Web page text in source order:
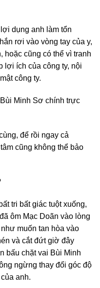
dụng anh làm tổn
rơi vào vòng tay của y,
hoặc cũng có thể vì tranh
lợi ích của công ty, nội
công ty.
Minh Sơ chính trực
để rồi ngay cả
cũng không thể bảo
tri bất giác tuột xuống,
ôm Mạc Doãn vào lòng
muốn tan hòa vào
và cắt đứt giờ đây
bấu chặt vai Bùi Minh
ngừng thay đổi góc độ
anh.